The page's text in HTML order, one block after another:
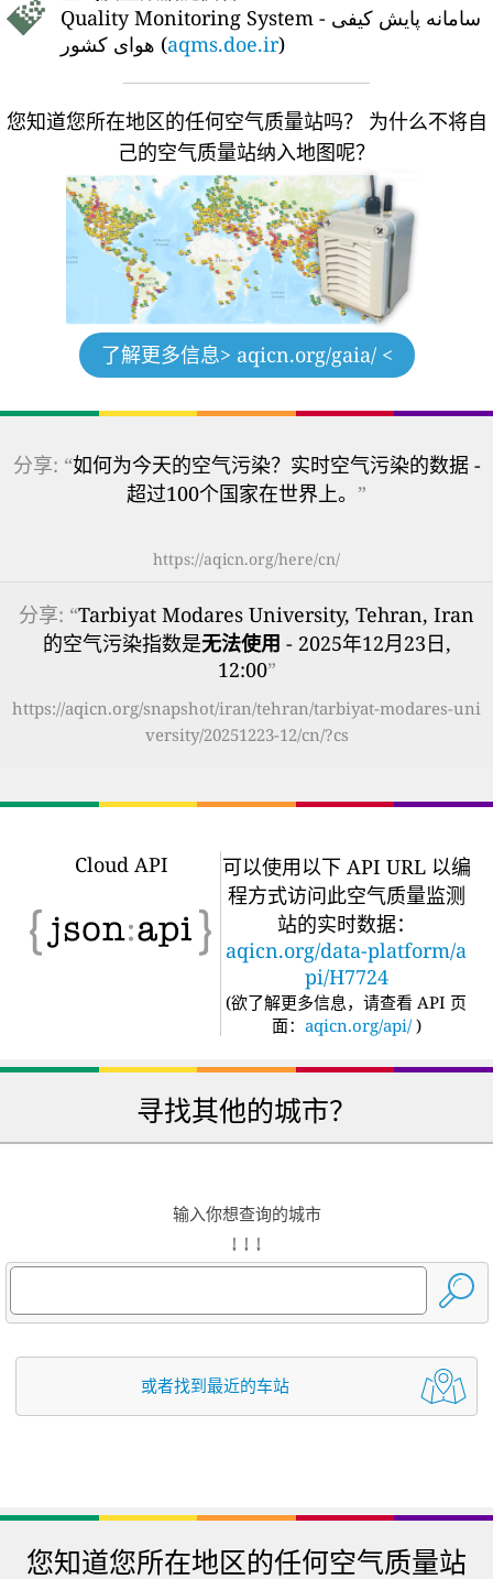
Quality Monitoring System - سامانه پایش کیفی
هوای کشور (aqms.doe.ir)
您知道您所在地区的任何空气质量站吗？
为什么不将自
己的空气质量站纳入地图呢？
了解更多信息> aqicn.org/gaia/ <
分享: “如何为今天的空气污染？实时空气污染的数据 -
超过100个国家在世界上。 ”
https://aqicn.org/here/cn/
分享: “Tarbiyat Modares University, Tehran, Iran
的空气污染指数是无法使用 - 2025年12月23日,
12:00”
https://aqicn.org/snapshot/iran/tehran/tarbiyat-modares-uni
versity/20251223-12/cn/?cs
Cloud API
可以使用以下 API URL 以编
程方式访问此空气质量监测
站的实时数据：
aqicn.org/data-platform/a
pi/H7724
(欲了解更多信息，请查看 API 页
面： aqicn.org/api/ )
寻找其他的城市？
输入你想查询的城市
↓ ↓ ↓
或者找到最近的车站
您知道您所在地区的任何空气质量站